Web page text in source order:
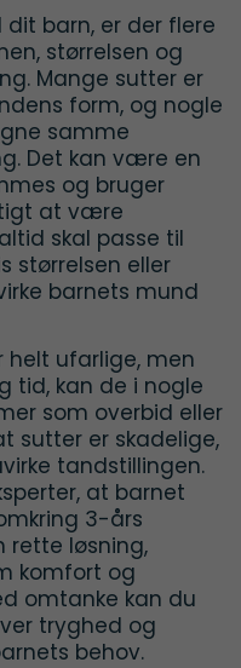
barn, er der flere
størrelsen og
Mange sutter er
form, og nogle
samme
Det kan være en
og bruger
at være
skal passe til
størrelsen eller
barnets mund
ufarlige, men
tid, kan de i nogle
som overbid eller
sutter er skadelige,
tandstillingen.
at barnet
3-års
rette løsning,
komfort og
omtanke kan du
tryghed og
behov.